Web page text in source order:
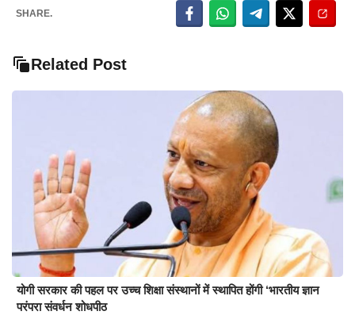
SHARE.
Related Post
योगी सरकार की पहल पर उच्च शिक्षा संस्थानों में स्थापित होंगी ‘भारतीय ज्ञान
परंपरा संवर्धन शोधपीठ